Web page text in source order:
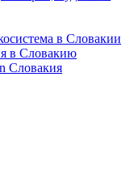
в Словакии
в Словакию
Словакия